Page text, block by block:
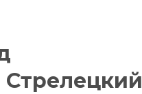
Стрелецкий